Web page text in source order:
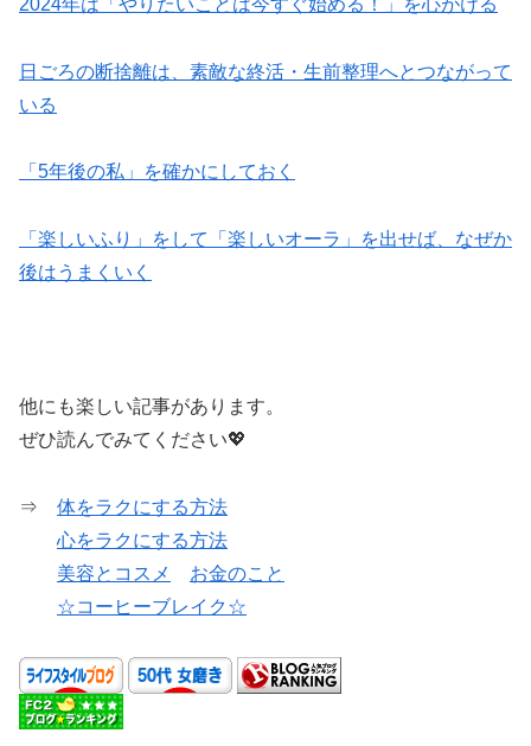
2024年は「やりたいことは今すぐ始める！」を心がける
日ごろの断捨離は、素敵な終活・生前整理へとつながって
いる
「5年後の私」を確かにしておく
「楽しいふり」をして「楽しいオーラ」を出せば、なぜか
後はうまくいく
他にも楽しい記事があります。
ぜひ読んでみてください💖
⇒ 体をラクにする方法
心をラクにする方法
美容とコスメ
お金のこと
☆コーヒーブレイク☆